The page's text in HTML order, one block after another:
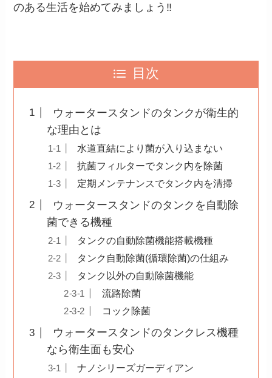
のある生活を始めてみましょう‼︎
目次
ウォータースタンドのタンクが衛生的
な理由とは
水道直結により菌が入り込まない
抗菌フィルターでタンク内を除菌
定期メンテナンスでタンク内を清掃
ウォータースタンドのタンクを自動除
菌できる機種
タンクの自動除菌機能搭載機種
タンク自動除菌(循環除菌)の仕組み
タンク以外の自動除菌機能
流路除菌
コック除菌
ウォータースタンドのタンクレス機種
なら衛生面も安心
ナノシリーズガーディアン